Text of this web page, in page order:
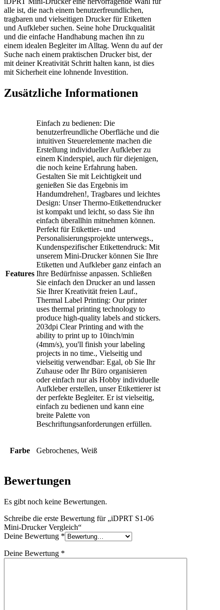
alle ist, die nach einem benutzerfreundlichen,
tragbaren und vielseitigen Drucker für Etiketten
und Aufkleber suchen. Seine hohe Druckqualität
und die einfache Handhabung machen ihn zu
einem idealen Begleiter im Alltag. Wenn du auf der
Suche nach einem praktischen Drucker bist, der
mit deiner Kreativität Schritt halten kann, ist dies
mit Sicherheit eine lohnende Investition.
Zusätzliche Informationen
Features
Einfach zu bedienen: Die
benutzerfreundliche Oberfläche und die
intuitiven Steuerelemente machen die
Erstellung individueller Aufkleber zu
einem Kinderspiel, auch für diejenigen,
die noch keine Erfahrung haben.
Gestalten Sie mit Leichtigkeit und
genießen Sie das Ergebnis im
Handumdrehen!, Tragbares und leichtes
Design: Unser Thermo-Etikettendrucker
ist kompakt und leicht, so dass Sie ihn
einfach überallhin mitnehmen können.
Perfekt für Etikettier- und
Personalisierungsprojekte unterwegs.,
Kundenspezifischer Etikettendruck: Mit
unserem Mini-Drucker können Sie Ihre
Etiketten und Aufkleber ganz einfach an
Ihre Bedürfnisse anpassen. Schließen
Sie einfach den Drucker an und lassen
Sie Ihrer Kreativität freien Lauf.,
Thermal Label Printing: Our printer
uses thermal printing technology to
produce high-quality labels and stickers.
203dpi Clear Printing and with the
ability to print up to 10inch/min
(4mm/s), you'll finish your labeling
projects in no time., Vielseitig und
vielseitig verwendbar: Egal, ob Sie Ihr
Zuhause oder Ihr Büro organisieren
oder einfach nur als Hobby individuelle
Aufkleber erstellen, unser Etikettierer ist
der perfekte Begleiter. Er ist vielseitig,
einfach zu bedienen und kann eine
breite Palette von
Beschriftungsanforderungen erfüllen.
Farbe Gebrochenes, Weiß
Bewertungen
Es gibt noch keine Bewertungen.
Schreibe die erste Bewertung für „iDPRT S1-06
Mini-Drucker Vergleich“
Deine Bewertung *
Deine Bewertung *